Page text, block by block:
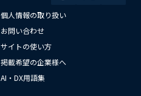
個人情報の取り扱い
お問い合わせ
サイトの使い方
掲載希望の企業様へ
AI・DX用語集